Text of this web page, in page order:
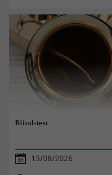
Blind-test
13/08/2026